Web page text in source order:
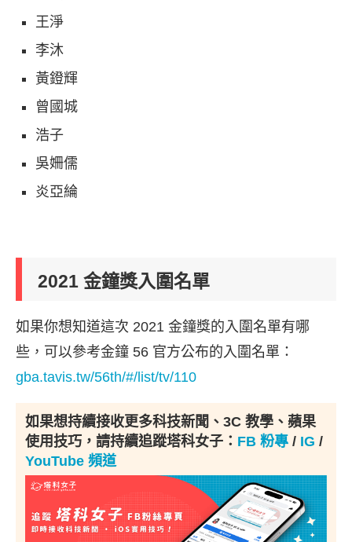
王淨
李沐
黃鐙輝
曾國城
浩子
吳姍儒
炎亞綸
2021 金鐘獎入圍名單
如果你想知道這次 2021 金鐘獎的入圍名單有哪
些，可以參考金鐘 56 官方公布的入圍名單：
gba.tavis.tw/56th/#/list/tv/110
如果想持續接收更多科技新聞、3C 教學、蘋果
使用技巧，請持續追蹤塔科女子： FB 粉專 / IG /
YouTube 頻道